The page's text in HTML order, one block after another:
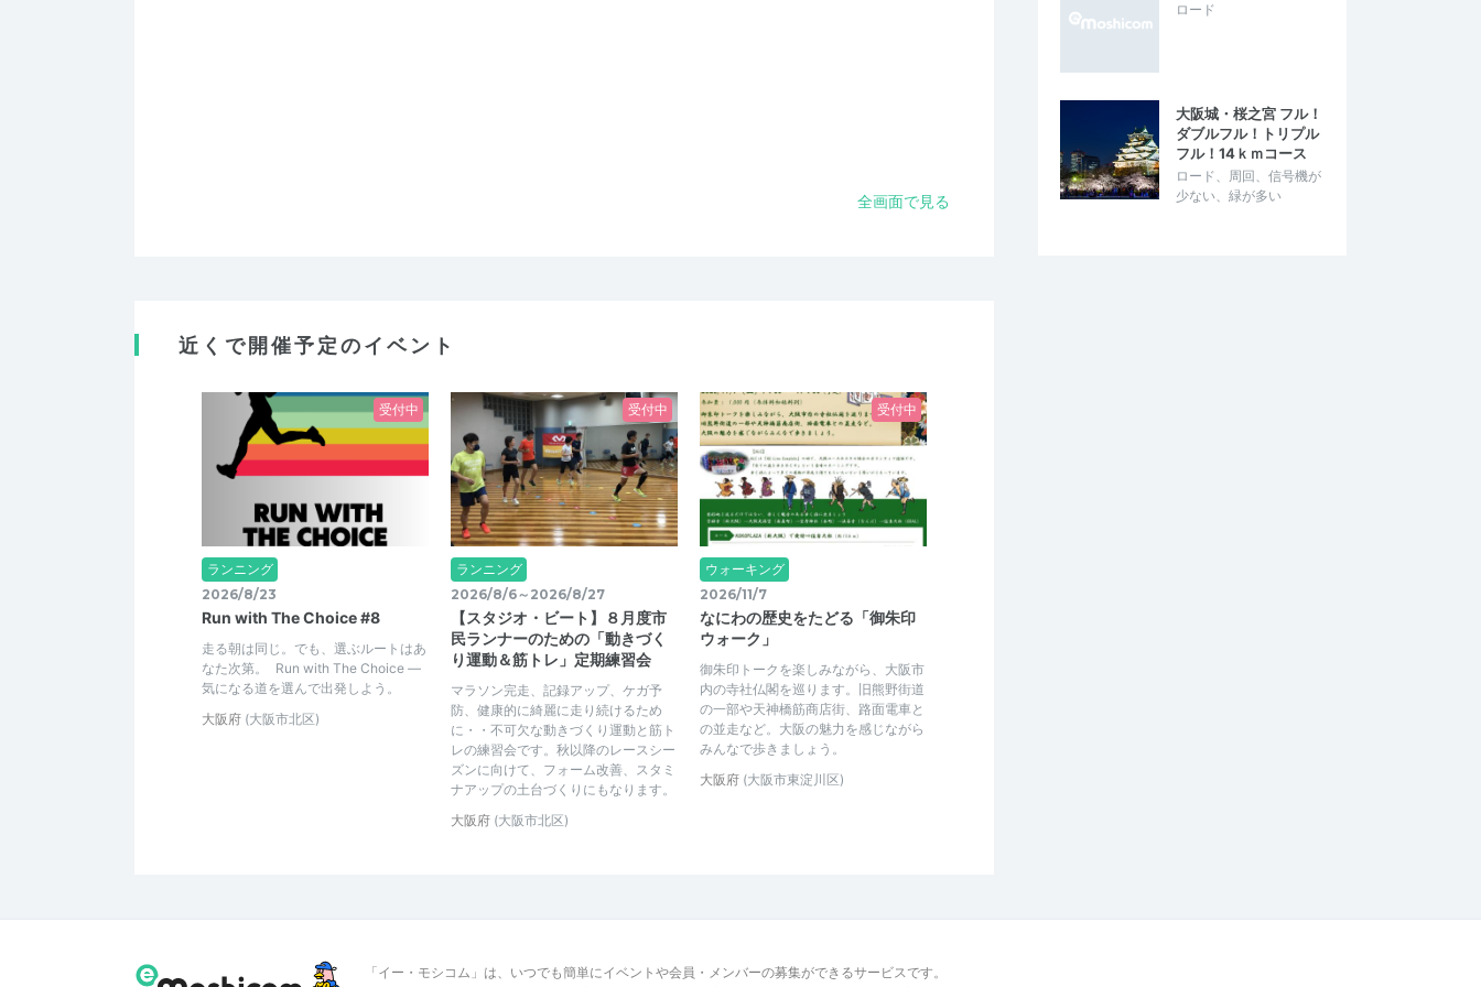
全画面で見る
近くで開催予定のイベント
受付中
ランニング
2026/8/23
Run with The Choice #8
走る朝は同じ。でも、選ぶルートはあ
なた次第。 Run with The Choice —
気になる道を選んで出発しよう。
大阪府 (大阪市北区)
受付中
ランニング
2026/8/6～2026/8/27
【スタジオ・ビート】８月度市
民ランナーのための「動きづく
り運動＆筋トレ」定期練習会
マラソン完走、記録アップ、ケガ予
防、健康的に綺麗に走り続けるため
に・・不可欠な動きづくり運動と筋ト
レの練習会です。秋以降のレースシー
ズンに向けて、フォーム改善、スタミ
ナアップの土台づくりにもなります。
大阪府 (大阪市北区)
受付中
ウォーキング
2026/11/7
なにわの歴史をたどる「御朱印
ウォーク」
御朱印トークを楽しみながら、大阪市
内の寺社仏閣を巡ります。旧熊野街道
の一部や天神橋筋商店街、路面電車と
の並走など。大阪の魅力を感じながら
みんなで歩きましょう。
大阪府 (大阪市東淀川区)
ロード
大阪城・桜之宮 フル！
ダブルフル！トリプル
フル！14ｋｍコース
ロード、周回、信号機が
少ない、緑が多い
「イー・モシコム」は、いつでも簡単にイベントや会員・メンバーの募集ができるサービスです。